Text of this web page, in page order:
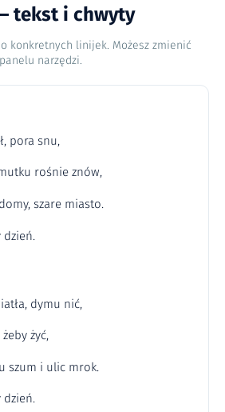
– tekst i chwyty
konkretnych linijek. Możesz zmienić
narzędzi.
pora snu,
rośnie znów,
szare miasto.
dzień.
dymu nić,
żyć,
szum i ulic mrok.
dzień.